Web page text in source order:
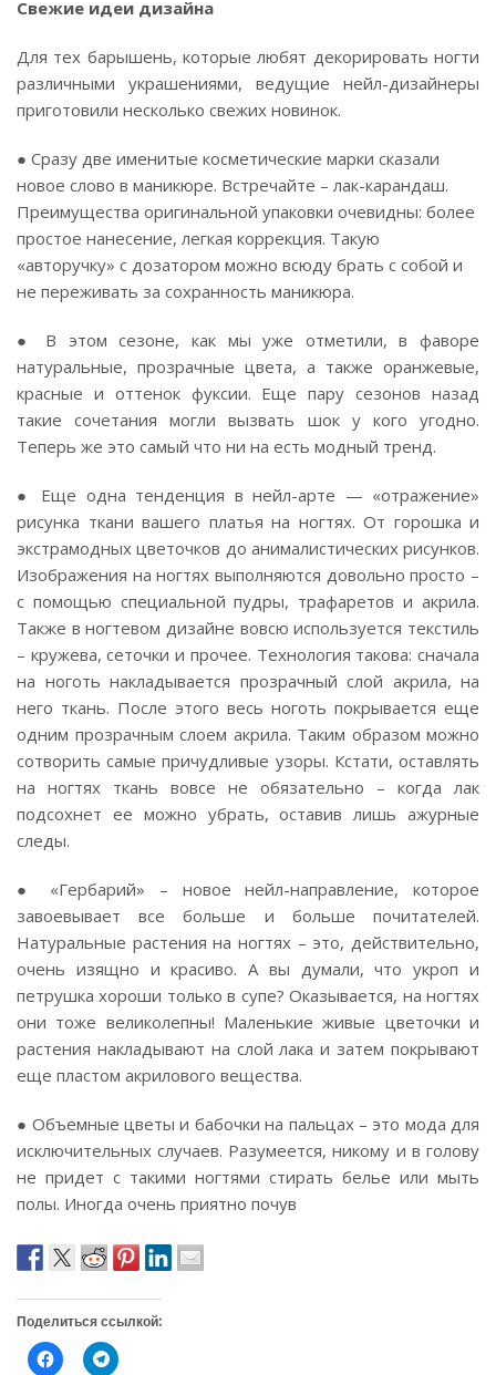
Свежие идеи дизайна
Для тех барышень, которые любят декорировать ногти
различными украшениями, ведущие нейл-дизайнеры
приготовили несколько свежих новинок.
● Сразу две именитые косметические марки сказали
новое слово в маникюре. Встречайте – лак-карандаш.
Преимущества оригинальной упаковки очевидны: более
простое нанесение, легкая коррекция. Такую
«авторучку» с дозатором можно всюду брать с собой и
не переживать за сохранность маникюра.
● В этом сезоне, как мы уже отметили, в фаворе
натуральные, прозрачные цвета, а также оранжевые,
красные и оттенок фуксии. Еще пару сезонов назад
такие сочетания могли вызвать шок у кого угодно.
Теперь же это самый что ни на есть модный тренд.
● Еще одна тенденция в нейл-арте — «отражение»
рисунка ткани вашего платья на ногтях. От горошка и
экстрамодных цветочков до анималистических рисунков.
Изображения на ногтях выполняются довольно просто –
с помощью специальной пудры, трафаретов и акрила.
Также в ногтевом дизайне вовсю используется текстиль
– кружева, сеточки и прочее. Технология такова: сначала
на ноготь накладывается прозрачный слой акрила, на
него ткань. После этого весь ноготь покрывается еще
одним прозрачным слоем акрила. Таким образом можно
сотворить самые причудливые узоры. Кстати, оставлять
на ногтях ткань вовсе не обязательно – когда лак
подсохнет ее можно убрать, оставив лишь ажурные
следы.
● «Гербарий» – новое нейл-направление, которое
завоевывает все больше и больше почитателей.
Натуральные растения на ногтях – это, действительно,
очень изящно и красиво. А вы думали, что укроп и
петрушка хороши только в супе? Оказывается, на ногтях
они тоже великолепны! Маленькие живые цветочки и
растения накладывают на слой лака и затем покрывают
еще пластом акрилового вещества.
● Объемные цветы и бабочки на пальцах – это мода для
исключительных случаев. Разумеется, никому и в голову
не придет с такими ногтями стирать белье или мыть
полы. Иногда очень приятно почув
Поделиться ссылкой:
Н
а
Н
а